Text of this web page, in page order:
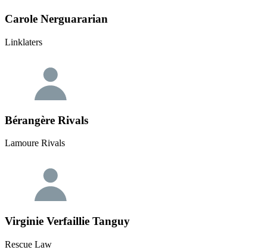
Carole Nerguararian
Linklaters
Bérangère Rivals
Lamoure Rivals
Virginie Verfaillie Tanguy
Rescue Law